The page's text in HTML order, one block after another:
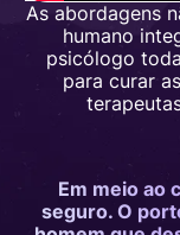
As abordagens
humano
psicólogo
para curar
Em meio ao
seguro. O